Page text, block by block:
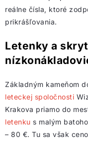
reálne čísla, ktoré
prikrášľovania.
Letenky a
Základným kameňom
leteckej spoločnosti
Krakova priamo do
letenku s malým
– 80 €. Tu sa však